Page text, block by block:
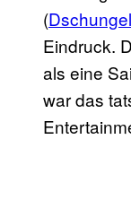
(
Eindruck.
als eine
war das